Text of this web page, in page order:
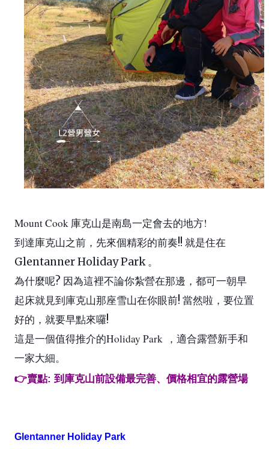
Mount Cook 庫克山是南島一定會去的地方!
到達庫克山之前，先來個精彩的前奏!! 就是住在
Glentanner Holiday Park。
為什麼呢? 因為這裡不論你紮營在那邊，都可一朝早
起床就見到庫克山那座雪山在你眼前! 當然啦，要位置
好的，就要早點來囉!
這是一個值得推介的Holiday Park ，適合露營新手和
一家大細。
👉賣點: 到庫克山前設備最完善、價格相宜的露營場
Glentanner Holiday Park